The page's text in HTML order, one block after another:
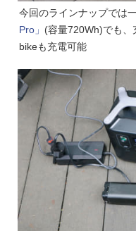
今回のラインナップでは
Pro」 (容量720Wh)でも、
bikeも充電可能